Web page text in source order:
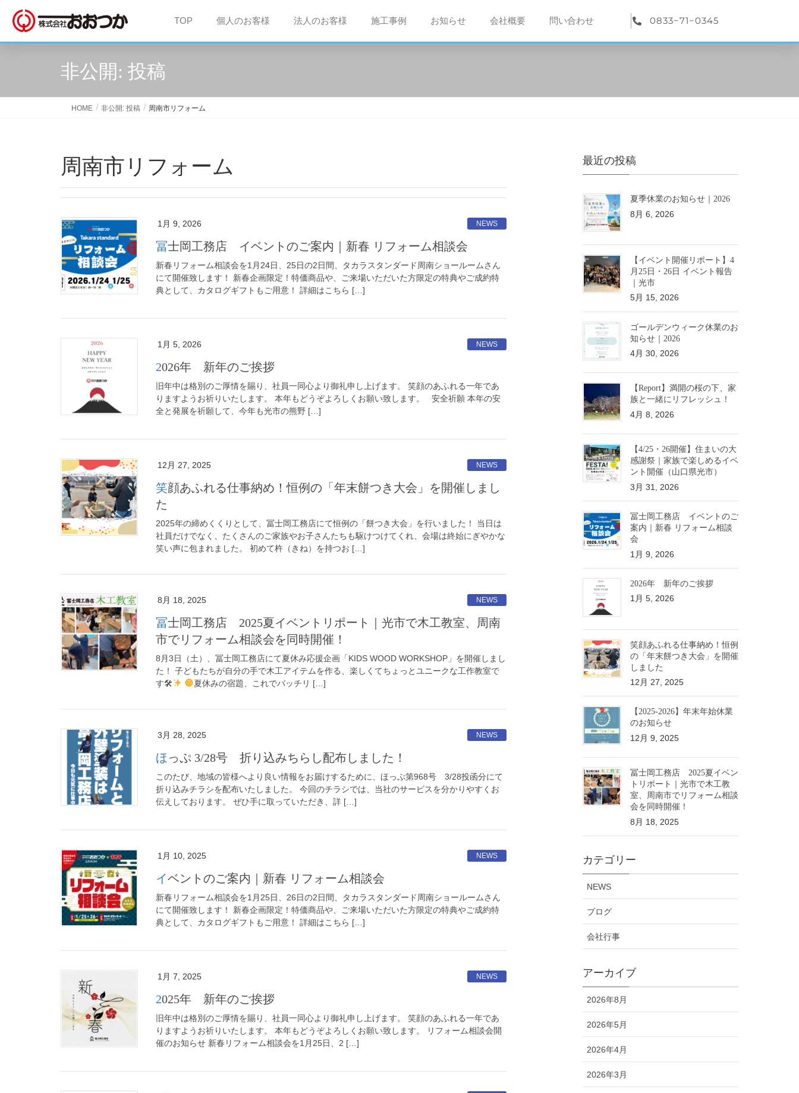
TOP 個人のお客様 法人のお客様 施工事例 お知らせ 会社概要 問い合わせ 0833−71−0345
非公開: 投稿
HOME 非公開: 投稿 周南市リフォーム
周南市リフォーム
1月 9, 2026 NEWS
冨士岡工務店 イベントのご案内｜新春 リフォーム相談会
新春リフォーム相談会を1月24日、25日の2日間、タカラスタンダード周南ショールームさん
にて開催致します！ 新春企画限定！特価商品や、ご来場いただいた方限定の特典やご成約特
典として、カタログギフトもご用意！ 詳細はこちら […]
1月 5, 2026 NEWS
2026年 新年のご挨拶
旧年中は格別のご厚情を賜り、社員一同心より御礼申し上げます。 笑顔のあふれる一年であ
りますようお祈りいたします。 本年もどうぞよろしくお願い致します。 安全祈願 本年の安
全と発展を祈願して、今年も光市の熊野 […]
12月 27, 2025 NEWS
笑顔あふれる仕事納め！恒例の「年末餅つき大会」を開催しまし
た
2025年の締めくくりとして、冨士岡工務店にて恒例の「餅つき大会」を行いました！ 当日は
社員だけでなく、たくさんのご家族やお子さんたちも駆けつけてくれ、会場は終始にぎやかな
笑い声に包まれました。 初めて杵（きね）を持つお […]
8月 18, 2025 NEWS
冨士岡工務店 2025夏イベントリポート｜光市で木工教室、周南
市でリフォーム相談会を同時開催！
8月3日（土）、冨士岡工務店にて夏休み応援企画「KIDS WOOD WORKSHOP」を開催しまし
た！ 子どもたちが自分の手で木工アイテムを作る、楽しくてちょっとユニークな工作教室で
す🛠
夏休みの宿題、これでバッチリ […]
3月 28, 2025 NEWS
ほっぷ 3/28号 折り込みちらし配布しました！
このたび、地域の皆様へより良い情報をお届けするために、ほっぷ第968号 3/28投函分にて
折り込みチラシを配布いたしました。 今回のチラシでは、当社のサービスを分かりやすくお
伝えしております。 ぜひ手に取っていただき、詳 […]
1月 10, 2025 NEWS
イベントのご案内｜新春 リフォーム相談会
新春リフォーム相談会を1月25日、26日の2日間、タカラスタンダード周南ショールームさん
にて開催致します！ 新春企画限定！特価商品や、ご来場いただいた方限定の特典やご成約特
典として、カタログギフトもご用意！ 詳細はこちら […]
1月 7, 2025 NEWS
2025年 新年のご挨拶
旧年中は格別のご厚情を賜り、社員一同心より御礼申し上げます。 笑顔のあふれる一年であ
りますようお祈りいたします。 本年もどうぞよろしくお願い致します。 リフォーム相談会開
催のお知らせ 新春リフォーム相談会を1月25日、2 […]
最近の投稿
夏季休業のお知らせ｜2026
8月 6, 2026
【イベント開催リポート】4
月25日・26日 イベント報告
｜光市
5月 15, 2026
ゴールデンウィーク休業のお
知らせ｜2026
4月 30, 2026
【Report】満開の桜の下、家
族と一緒にリフレッシュ！
4月 8, 2026
【4/25・26開催】住まいの大
感謝祭｜家族で楽しめるイベ
ント開催（山口県光市）
3月 31, 2026
冨士岡工務店 イベントのご
案内｜新春 リフォーム相談
会
1月 9, 2026
2026年 新年のご挨拶
1月 5, 2026
笑顔あふれる仕事納め！恒例
の「年末餅つき大会」を開催
しました
12月 27, 2025
【2025-2026】年末年始休業
のお知らせ
12月 9, 2025
冨士岡工務店 2025夏イベン
トリポート｜光市で木工教
室、周南市でリフォーム相談
会を同時開催！
8月 18, 2025
カテゴリー
NEWS
ブログ
会社行事
アーカイブ
2026年8月
2026年5月
2026年4月
2026年3月